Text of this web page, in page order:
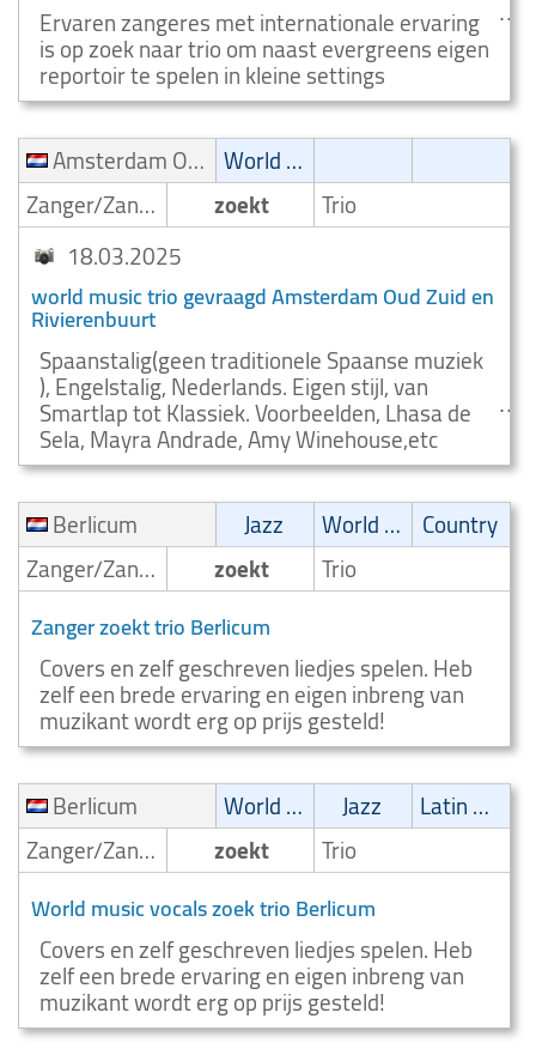
Ervaren zangeres met internationale ervaring
is op zoek naar trio om naast evergreens eigen
reportoir te spelen in kleine settings
Amsterdam Oud Zuid en Rivierenbuurt
World music
Zanger/Zangeres
zoekt
Trio
18.03.2025
world music trio gevraagd Amsterdam Oud Zuid en
Rivierenbuurt
Spaanstalig(geen traditionele Spaanse muziek
), Engelstalig, Nederlands. Eigen stijl, van
Smartlap tot Klassiek. Voorbeelden, Lhasa de
Sela, Mayra Andrade, Amy Winehouse,etc
Berlicum
Jazz World music Country
Zanger/Zangeres
zoekt Trio
Zanger zoekt trio Berlicum
Covers en zelf geschreven liedjes spelen. Heb
zelf een brede ervaring en eigen inbreng van
muzikant wordt erg op prijs gesteld!
Berlicum
World music Jazz
Latin muziek
Zanger/Zangeres
zoekt Trio
World music vocals zoek trio Berlicum
Covers en zelf geschreven liedjes spelen. Heb
zelf een brede ervaring en eigen inbreng van
muzikant wordt erg op prijs gesteld!